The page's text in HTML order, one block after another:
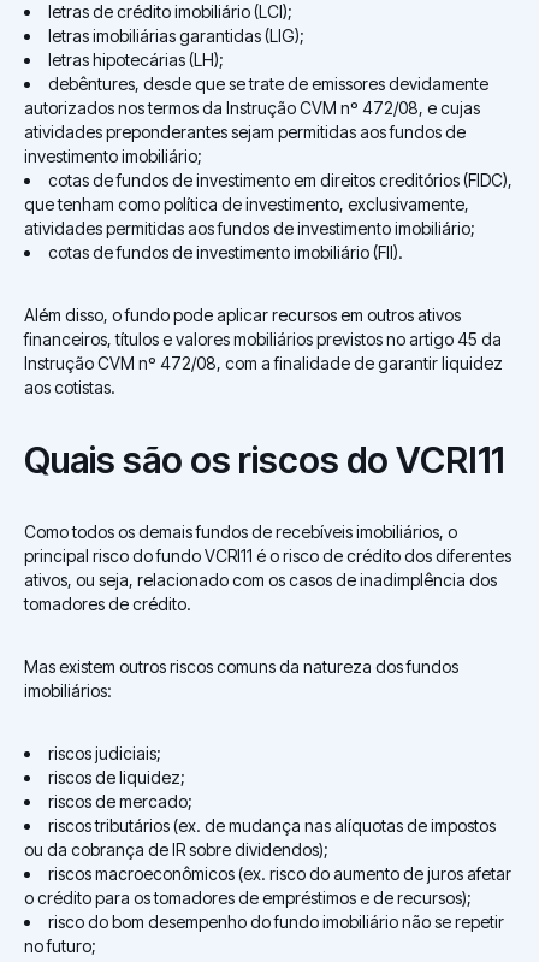
letras de crédito imobiliário (LCI);
letras imobiliárias garantidas (LIG);
letras hipotecárias (LH);
debêntures, desde que se trate de emissores devidamente
autorizados nos termos da Instrução CVM nº 472/08, e cujas
atividades preponderantes sejam permitidas aos fundos de
investimento imobiliário;
cotas de fundos de investimento em direitos creditórios (FIDC),
que tenham como política de investimento, exclusivamente,
atividades permitidas aos fundos de investimento imobiliário;
cotas de fundos de investimento imobiliário (FII).
Além disso, o fundo pode aplicar recursos em outros ativos
financeiros, títulos e valores mobiliários previstos no artigo 45 da
Instrução CVM nº 472/08, com a finalidade de garantir liquidez
aos cotistas.
Quais são os riscos do VCRI11
Como todos os demais fundos de recebíveis imobiliários, o
principal risco do fundo VCRI11 é o risco de crédito dos diferentes
ativos, ou seja, relacionado com os casos de inadimplência dos
tomadores de crédito.
Mas existem outros riscos comuns da natureza dos fundos
imobiliários:
riscos judiciais;
riscos de liquidez;
riscos de mercado;
riscos tributários (ex. de mudança nas alíquotas de impostos
ou da cobrança de IR sobre dividendos);
riscos macroeconômicos (ex. risco do aumento de juros afetar
o crédito para os tomadores de empréstimos e de recursos);
risco do bom desempenho do fundo imobiliário não se repetir
no futuro;